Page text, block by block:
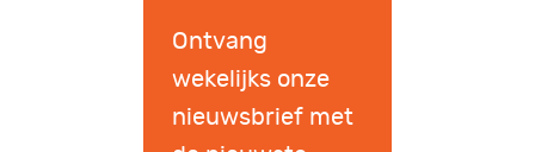
Ontvang
wekelijks onze
nieuwsbrief met